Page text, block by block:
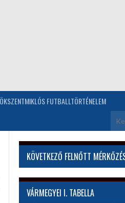
FUTBALLTÖRTÉNELEM
KÖVETKEZŐ FELNŐTT
VÁRMEGYEI I. TABELLA